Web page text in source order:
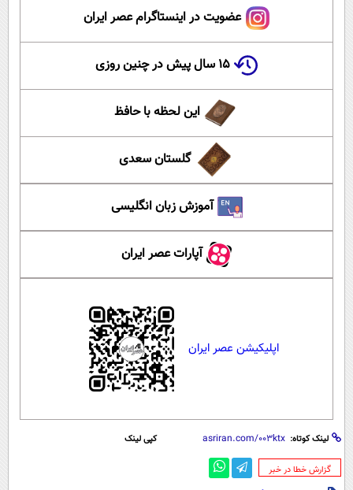
عضویت در اینستاگرام عصر ایران
۱۵ سال پیش در چنین روزی
این لحظه با حافظ
گلستان سعدی
آموزش زبان انگلیسی
آپارات عصر ایران
اپلیکیشن عصر ایران
لینک کوتاه: کپی لینک
‌گزارش خطا در خبر